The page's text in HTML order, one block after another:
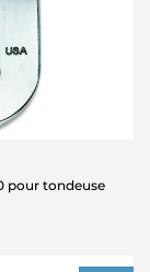
pour tondeuse